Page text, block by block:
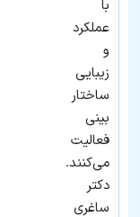
با
عملکرد
و
زیبایی
ساختار
بینی
فعالیت
می‌کنند.
دکتر
ساغری